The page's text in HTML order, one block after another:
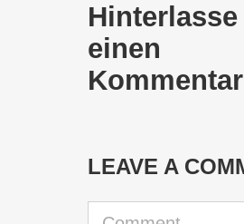
Hinterlasse
einen
Kommentar
LEAVE A
Comment